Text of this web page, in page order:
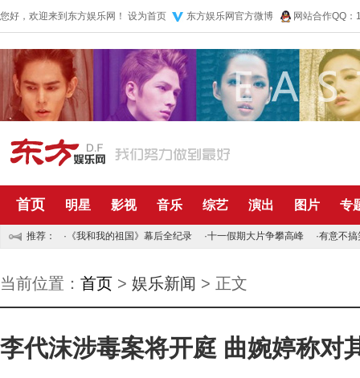
您好，欢迎来到东方娱乐网！ 设为首页 东方娱乐网官方微博 网站合作QQ
首页 明星 影视 音乐 综艺 演出 图片 专
推荐： · 《我和我的祖国》幕后全纪录 ·十一假期大片争攀高峰 ·有意不搞
当前位置： 首页 > 娱乐新闻 > 正文
李代沫涉毒案将开庭 曲婉婷称对